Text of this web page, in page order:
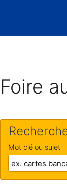
Foire
Mot clé ou sujet